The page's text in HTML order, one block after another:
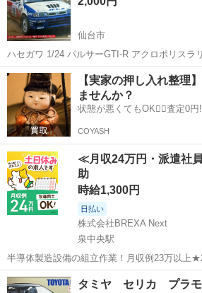
仙台市
ハセガワ 1/24 パルサーGTI-R アクロポリスラリー 未組立プラモデル
になります。 中古品の為、外箱に傷み等あります。 詳しくは画像をご
確認ください！ NC.NRでお願いしたいので質問等ありましたらお気軽
にお...
宮城 仙台市 模型、プラモデル パ
【実家の押し入れ整理
ませんか？
状態が悪くてもOK🙆‍♀️査定0円
COYASH
≪月収24万円・派遣社
助
時給1,300円
日払い
株式会社BREXA Next
泉中央駅
半導体製造設備の組立作業！月収例23万以上
中中！社会保険完備！送迎あり！◎マイカー
備！作業着無償貸与◎食堂利用可★《宮城県黒川郡大
宮城 泉中央駅 その他
タミヤ セリカ プラモ